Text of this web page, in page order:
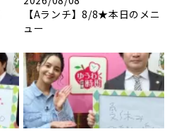
【Aランチ】8/8★本日のメニ
ュー